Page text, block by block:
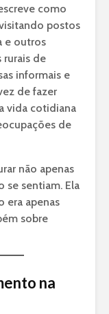
como
visitando postos
e outros
rurais de
informais e
de fazer
vida cotidiana
de
não apenas
se sentiam. Ela
era apenas
sobre
na